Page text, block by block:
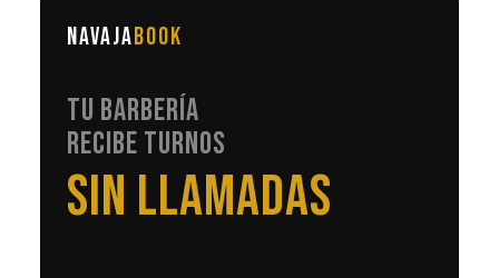
NAVAJABOOK
TU BARBERÍA
RECIBE TURNOS
EN AUTOMÁTICO